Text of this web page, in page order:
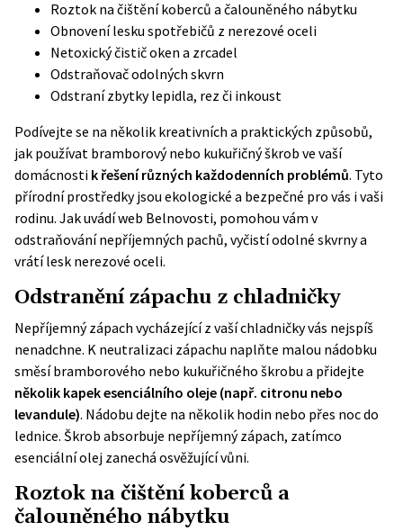
Roztok na čištění koberců a čalouněného nábytku
Obnovení lesku spotřebičů z nerezové oceli
Netoxický čistič oken a zrcadel
Odstraňovač odolných skvrn
Odstraní zbytky lepidla, rez či inkoust
Podívejte se na několik kreativních a praktických způsobů,
jak používat bramborový nebo kukuřičný škrob ve vaší
domácnosti k řešení různých každodenních problémů. Tyto
přírodní prostředky jsou ekologické a bezpečné pro vás i vaši
rodinu. Jak uvádí web Belnovosti, pomohou vám v
odstraňování nepříjemných pachů, vyčistí odolné skvrny a
vrátí lesk nerezové oceli.
Odstranění zápachu z chladničky
Nepříjemný zápach vycházející z vaší chladničky vás nejspíš
nenadchne. K neutralizaci zápachu naplňte malou nádobku
směsí bramborového nebo kukuřičného škrobu a přidejte
několik kapek esenciálního oleje (např. citronu nebo
levandule). Nádobu dejte na několik hodin nebo přes noc do
lednice. Škrob absorbuje nepříjemný zápach, zatímco
esenciální olej zanechá osvěžující vůni.
Roztok na čištění koberců a
čalouněného nábytku